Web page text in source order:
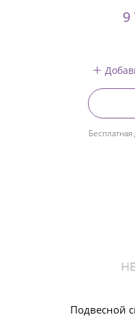
9
Подвесной